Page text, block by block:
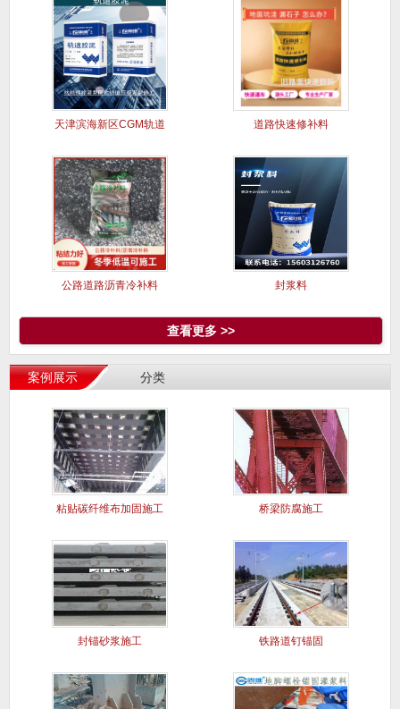
天津滨海新区CGM轨道 道路快速修补料
公路道路沥青冷补料 封浆料
查看更多 >>
案例展示 分类
粘贴碳纤维布加固施工 桥梁防腐施工
封锚砂浆施工 铁路道钉锚固